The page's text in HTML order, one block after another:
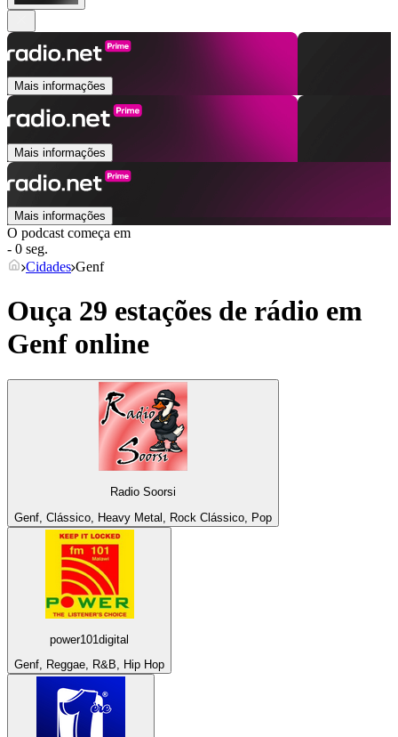
Mais informações
Mais informações
Mais informações
O podcast começa em
- 0 seg.
Cidades Genf
Ouça 29 estações de rádio em
Genf online
Radio Soorsi
Genf, Clássico, Heavy Metal, Rock Clássico, Pop
power101digital
Genf, Reggae, R&B, Hip Hop